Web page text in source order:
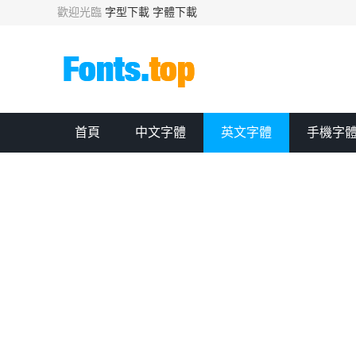
歡迎光臨 字型下載 字體下載
首頁 中文字體 英文字體 手機字